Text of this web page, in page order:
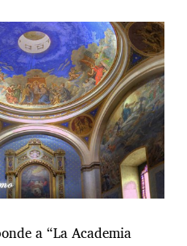
a “La Academia